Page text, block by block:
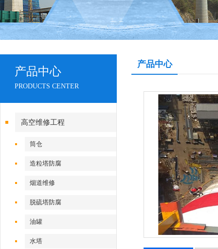
产品中心
PRODUCTS CENTER
高空维修工程
筒仓
造粒塔防腐
烟道维修
脱硫塔防腐
油罐
水塔
产品中心